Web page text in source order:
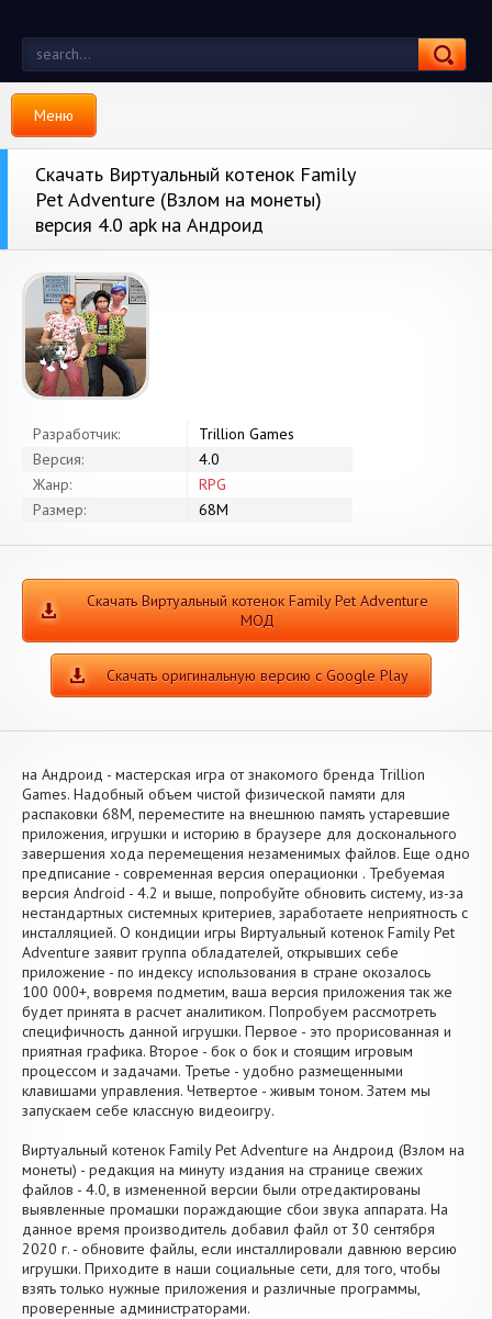
Меню
Скачать Виртуальный котенок Family
Pet Adventure (Взлом на монеты)
версия 4.0 apk на Андроид
Разработчик:
Trillion Games
Версия:
4.0
Жанр:
RPG
Размер:
68M
Скачать Виртуальный котенок Family Pet Adventure
МОД
Скачать оригинальную версию с Google Play
на Андроид - мастерская игра от знакомого бренда Trillion
Games. Надобный объем чистой физической памяти для
распаковки 68M, переместите на внешнюю память устаревшие
приложения, игрушки и историю в браузере для досконального
завершения хода перемещения незаменимых файлов. Еще одно
предписание - современная версия операционки . Требуемая
версия Android - 4.2 и выше, попробуйте обновить систему, из-за
нестандартных системных критериев, заработаете неприятность с
инсталляцией. О кондиции игры Виртуальный котенок Family Pet
Adventure заявит группа обладателей, открывших себе
приложение - по индексу использования в стране окозалось
100 000+, вовремя подметим, ваша версия приложения так же
будет принята в расчет аналитиком. Попробуем рассмотреть
специфичность данной игрушки. Первое - это прорисованная и
приятная графика. Второе - бок о бок и стоящим игровым
процессом и задачами. Третье - удобно размещенными
клавишами управления. Четвертое - живым тоном. Затем мы
запускаем себе классную видеоигру.
Виртуальный котенок Family Pet Adventure на Андроид (Взлом на
монеты) - редакция на минуту издания на странице свежих
файлов - 4.0, в измененной версии были отредактированы
выявленные промашки пораждающие сбои звука аппарата. На
данное время производитель добавил файл от 30 сентября
2020 г. - обновите файлы, если инсталлировали давнюю версию
игрушки. Приходите в наши социальные сети, для того, чтобы
взять только нужные приложения и различные программы,
проверенные администраторами.